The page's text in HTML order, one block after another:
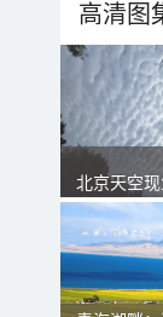
高清图
北京天空